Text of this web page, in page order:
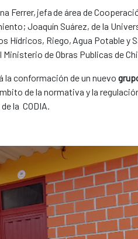
Ferrer, jefa de área de
Joaquín Suárez, de la
Hídricos, Riego, Agua Potable y
de Obras Publicas de
la conformación de un nuevo
de la normativa y la
la CODIA.